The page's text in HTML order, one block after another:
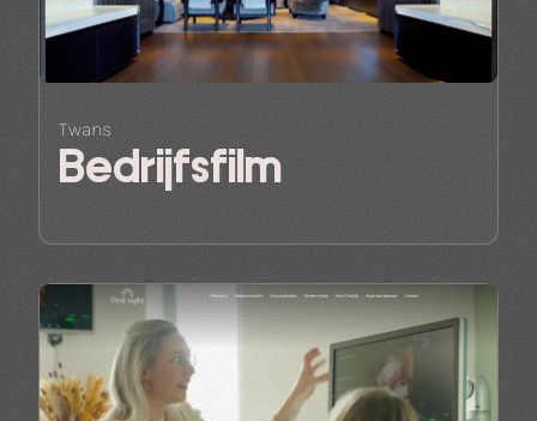
Twans
Bedrijfsfilm